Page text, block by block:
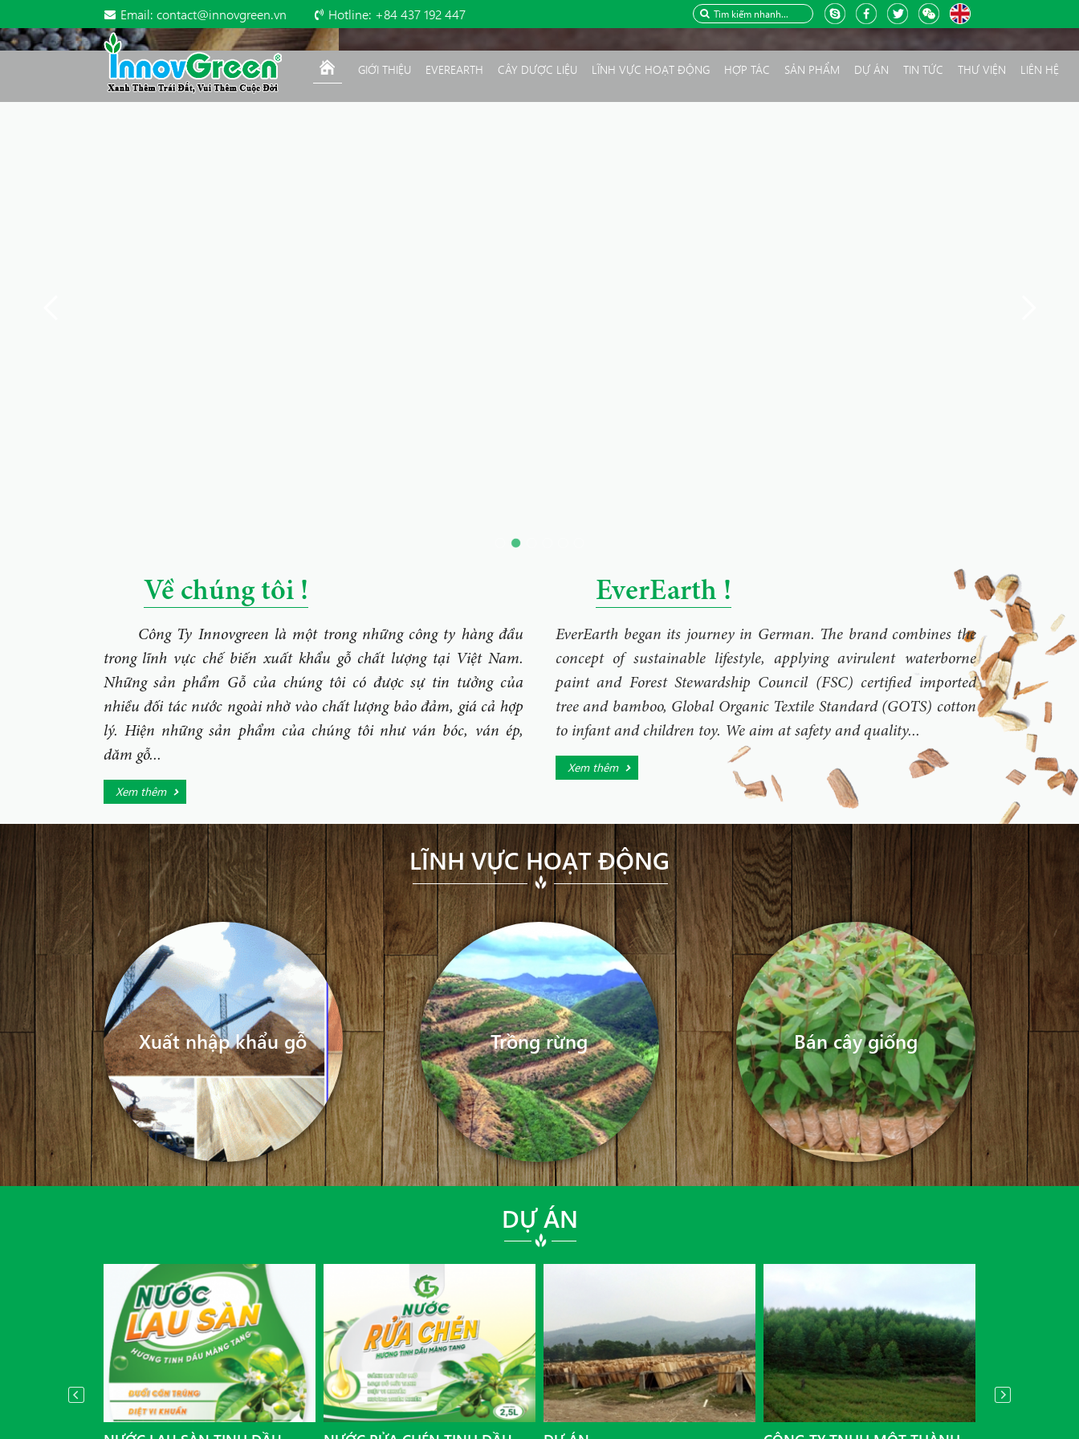
Email: contact@innovgreen.vn Hotline: +84 437 192 447
GIỚI THIỆU EVEREARTH CÂY DƯỢC LIỆU LĨNH VỰC HOẠT ĐỘNG HỢP TÁC SẢN PHẨM DỰ ÁN TIN TỨC THƯ VIỆN LIÊN HỆ
Về chúng tôi !
Công Ty Innovgreen là một trong những công ty hàng đầu
trong lĩnh vực chế biến xuất khẩu gỗ chất lượng tại Việt Nam.
Những sản phẩm Gỗ của chúng tôi có được sự tin tưởng của
nhiều đối tác nước ngoài nhờ vào chất lượng bảo đảm, giá cả hợp
lý. Hiện những sản phẩm của chúng tôi như ván bóc, ván ép,
dăm gỗ...
Xem thêm
EverEarth !
EverEarth began its journey in German. The brand combines the
concept of sustainable lifestyle, applying avirulent waterborne
paint and Forest Stewardship Council (FSC) certified imported
tree and bamboo, Global Organic Textile Standard (GOTS) cotton
to infant and children toy. We aim at safety and quality...
Xem thêm
LĨNH VỰC HOẠT ĐỘNG
Xuất nhập khẩu gỗ Trồng rừng Bán cây giống
DỰ ÁN